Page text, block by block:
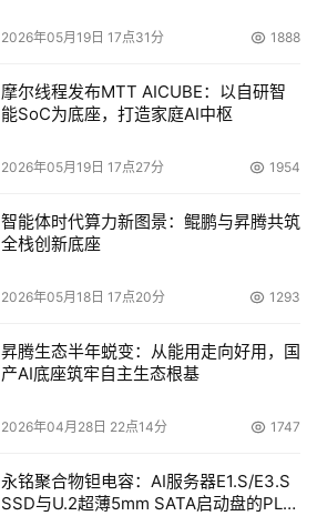
2026年05月19日 17点31分 1888
摩尔线程发布MTT AICUBE：以自研智
能SoC为底座，打造家庭AI中枢
2026年05月19日 17点27分 1954
智能体时代算力新图景：鲲鹏与昇腾共筑
全栈创新底座
2026年05月18日 17点20分 1293
昇腾生态半年蜕变：从能用走向好用，国
产AI底座筑牢自主生态根基
2026年04月28日 22点14分 1747
永铭聚合物钽电容：AI服务器E1.S/E3.S
SSD与U.2超薄5mm SATA启动盘的PLP